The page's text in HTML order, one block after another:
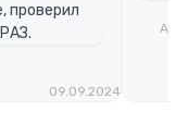
проверил
09.09.2024